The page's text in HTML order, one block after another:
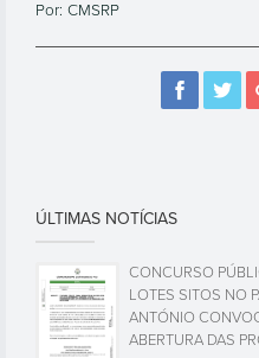
Por: CMSRP
ÚLTIMAS NOTÍCIAS
CONCURSO
LOTES SITOS NO
ANTÓNIO
ABERTURA DAS